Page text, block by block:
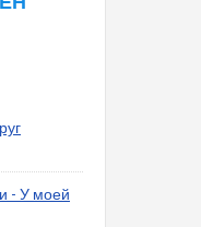
- У моей